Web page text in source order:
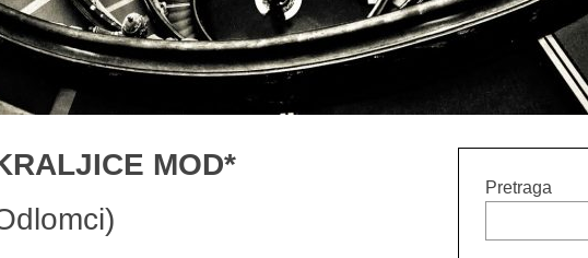
MOD*
Pretraga